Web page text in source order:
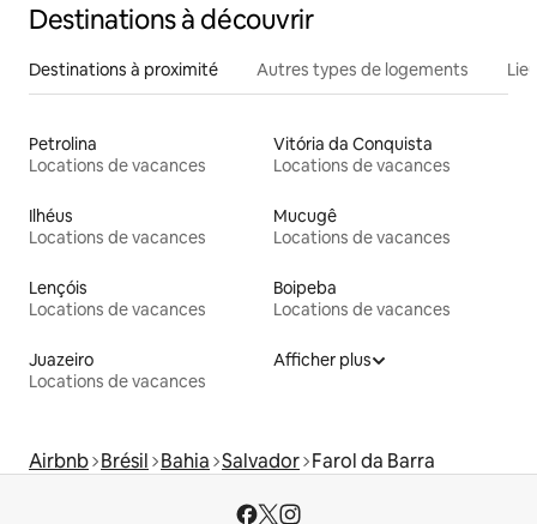
Destinations à découvrir
Destinations à proximité Autres types de logements
Petrolina
Locations de vacances
Vitória da Conquista
Locations de vacances
Ilhéus
Locations de vacances
Mucugê
Locations de vacances
Lençóis
Locations de vacances
Boipeba
Locations de vacances
Juazeiro
Locations de vacances
Afficher plus
Airbnb Brésil Bahia Salvador Farol da Barra